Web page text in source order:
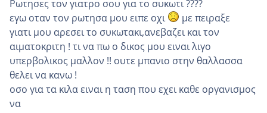
Ρωτησες τον γιατρο σου για το συκωτι ????
εγω οταν τον ρωτησα μου ειπε οχι
με πειραξε
γιατι μου αρεσει το συκωτακι,ανεβαζει και τον
αιματοκριτη ! τι να πω ο δικος μου ειναι λιγο
υπερβολικος μαλλον !! ουτε μπανιο στην θαλλασσα
θελει να κανω !
οσο για τα κιλα ειναι η ταση που εχει καθε οργανισμος
να